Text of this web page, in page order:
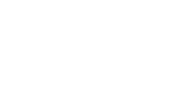
criar um bom ambiente em
a controlar a hipertensão